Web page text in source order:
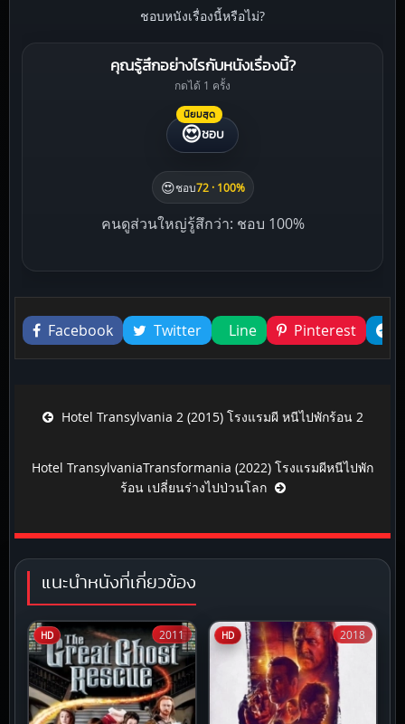
ชอบหนังเรื่องนี้หรือไม่?
คุณรู้สึกอย่างไรกับหนังเรื่องนี้?
กดได้ 1 ครั้ง
นิยมสุด
😍ชอบ
😍ชอบ72 · 100%
คนดูส่วนใหญ่รู้สึกว่า: ชอบ 100%
Liked this
Facebook
Twitter Line Pinterest
Post navigation
Hotel Transylvania 2 (2015) โรงแรมผี หนีไปพักร้อน 2
Hotel TransylvaniaTransformania (2022) โรงแรมผีหนีไปพัก
ร้อน เปลี่ยนร่างไปป่วนโลก
แนะนำหนังที่เกี่ยวข้อง
HD 2011 HD 2018